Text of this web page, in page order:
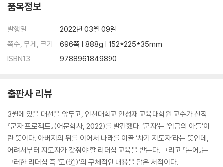
국민이 정치에 무관심한 나라 611
제17편 양화(陽貨)
성선설과 성악설 625
제19편 자장(子張)
차원이 다르다는 것 654
제20편 요왈(堯曰)
다섯 가지 좋은 일과 네 가지 잘못의 덕 680
품목정보
발행일
2022년 03월 09일
쪽수, 무게, 크기
696쪽 | 888g | 152*225*35mm
ISBN13
9788961849890
출판사 리뷰
3월에 있을 대선을 앞두고, 인천대학교 안성재 교육대학원 교수가 신작
『군자 프로젝트』(어문학사, 2022)를 발간했다. ‘군자’는 ‘임금의 아들’이
란 뜻이다. 아버지의 뒤를 이어서 나라를 이끌 ‘차기 지도자’라는 뜻인데,
어려서부터 지도자가 갖춰야 할 리더십 교육을 받는다. 그리고 『논어』는
그러한 리더십 즉 ‘도(道)’의 구체적인 내용을 담은 서적이다.